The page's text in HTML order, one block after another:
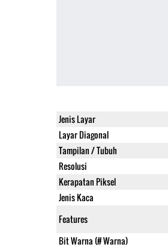
Jenis Layar
Layar Diagonal
Tampilan / Tubuh
Resolusi
Kerapatan Piksel
Jenis Kaca
Features
Bit Warna (# Warna)